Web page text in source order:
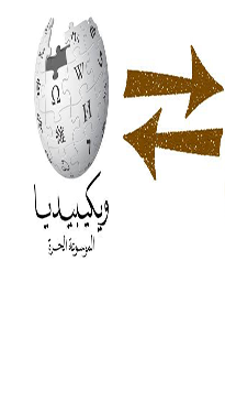
الحكم، الأدلة، تنظيم
في جروح الرأس.
بأنه حرر الطب من
إفراز حيواني
ويتركب من مادة
وهو أحمر أو شديد
أنواعه، ويمتاز بكبر